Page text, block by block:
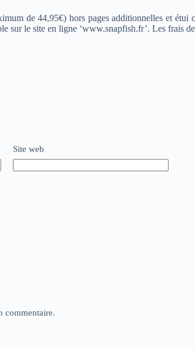
de 44,95€) hors pages additionnelles et étui
le site en ligne ‘www.snapfish.fr’. Les frais
Site web
commentaire.